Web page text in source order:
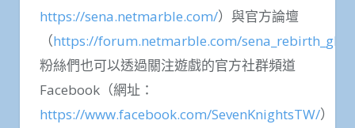
https://sena.netmarble.com/）與官方論壇
（https://forum.netmarble.com/sena_rebirth_gl
粉絲們也可以透過關注遊戲的官方社群頻道
Facebook（網址：
https://www.facebook.com/SevenKnightsTW/）